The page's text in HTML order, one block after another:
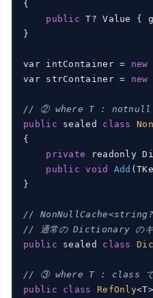
{
public T? Value {
}
var intContainer = new
var strContainer = new
// ② where T : notnull —
public sealed class
{
private readonly
public
void Add
}
// NonNullCache<string?>
// 通常の Dictionary のキ
public sealed class
// ③ where T : class で
public
class RefOnly